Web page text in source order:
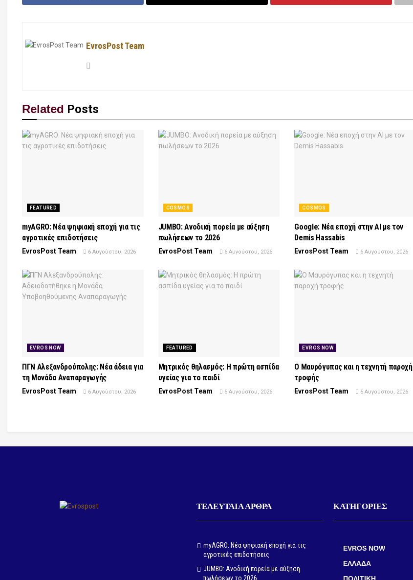
EvrosPost Team
Related Posts
FEATURED
myAGRO: Νέα ψηφιακή εποχή για τις
αγροτικές επιδοτήσεις
EvrosPost Team 6 Αυγούστου, 2026
COSMOS
JUMBO: Ανοδική πορεία με αύξηση
πωλήσεων το 2026
EvrosPost Team 6 Αυγούστου, 2026
COSMOS
Google: Νέα εποχή στην AI με τον
Demis Hassabis
EvrosPost Team 6 Αυγούστου, 2026
EVROS NOW
ΠΓΝ Αλεξανδρούπολης: Νέα άδεια για
τη Μονάδα Αναπαραγωγής
EvrosPost Team 6 Αυγούστου, 2026
FEATURED
Μητρικός θηλασμός: Η πρώτη ασπίδα
υγείας για το παιδί
EvrosPost Team 5 Αυγούστου, 2026
EVROS NOW
Ο Μαυρόγυπας και η τεχνητή παροχή
τροφής
EvrosPost Team 5 Αυγούστου, 2026
ΤΕΛΕΥΤΑΙΑ ΑΡΘΡΑ
myAGRO: Νέα ψηφιακή εποχή για τις
αγροτικές επιδοτήσεις
JUMBO: Ανοδική πορεία με αύξηση
πωλήσεων το 2026
ΚΑΤΗΓΟΡΙΕΣ
EVROS NOW
ΕΛΛΑΔΑ